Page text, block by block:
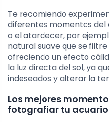
Te recomiendo
diferentes momentos del
o el atardecer, por
natural suave que se
ofreciendo un efecto
la luz directa del sol, ya
indeseados y alterar la
Los mejores
fotografiar tu acuario